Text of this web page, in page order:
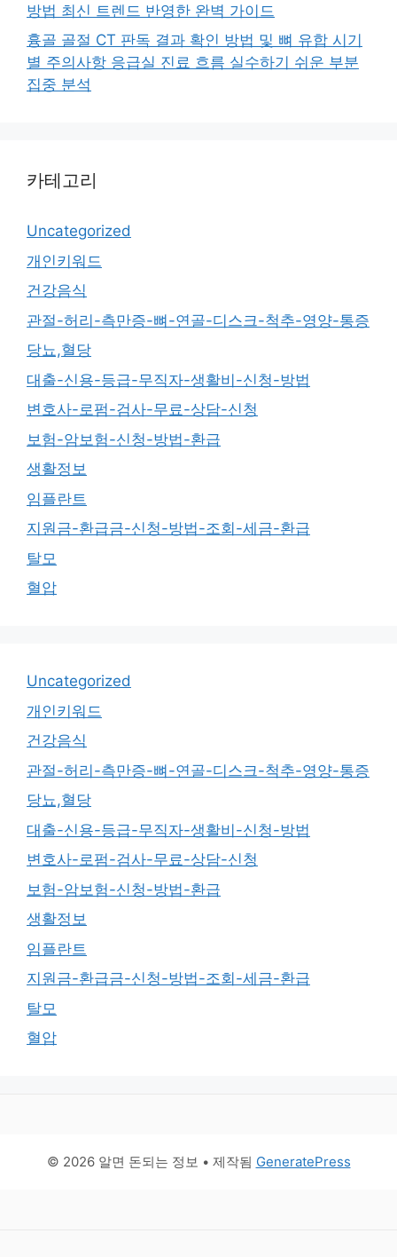
방법 최신 트렌드 반영한 완벽 가이드
흉골 골절 CT 판독 결과 확인 방법 및 뼈 유합 시기
별 주의사항 응급실 진료 흐름 실수하기 쉬운 부분
집중 분석
카테고리
Uncategorized
개인키워드
건강음식
관절-허리-측만증-뼈-연골-디스크-척추-영양-통증
당뇨,혈당
대출-신용-등급-무직자-생활비-신청-방법
변호사-로펌-검사-무료-상담-신청
보험-암보험-신청-방법-환급
생활정보
임플란트
지원금-환급금-신청-방법-조회-세금-환급
탈모
혈압
Uncategorized
개인키워드
건강음식
관절-허리-측만증-뼈-연골-디스크-척추-영양-통증
당뇨,혈당
대출-신용-등급-무직자-생활비-신청-방법
변호사-로펌-검사-무료-상담-신청
보험-암보험-신청-방법-환급
생활정보
임플란트
지원금-환급금-신청-방법-조회-세금-환급
탈모
혈압
© 2026 알면 돈되는 정보 • 제작됨 GeneratePress